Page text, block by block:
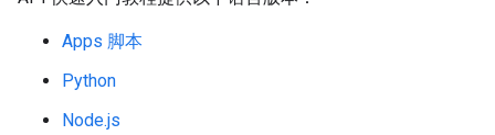
Apps 脚本
Python
Node.js